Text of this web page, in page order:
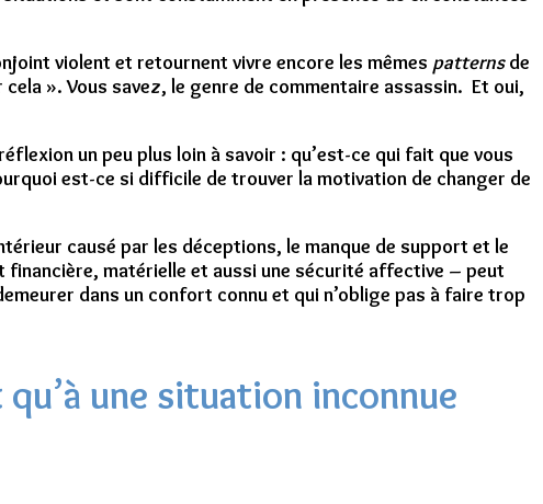
violent et retournent vivre encore les mêmes patternsde
». Vous savez, le genre de commentaire assassin. Et oui,
un peu plus loin à savoir : qu’est-ce qui fait que vous
est-ce si difficile de trouver la motivation de changer de
causé par les déceptions, le manque de support et le
financière, matérielle et aussi une sécurité affective – peut
dans un confort connu et qui n’oblige pas à faire trop
une situation inconnue